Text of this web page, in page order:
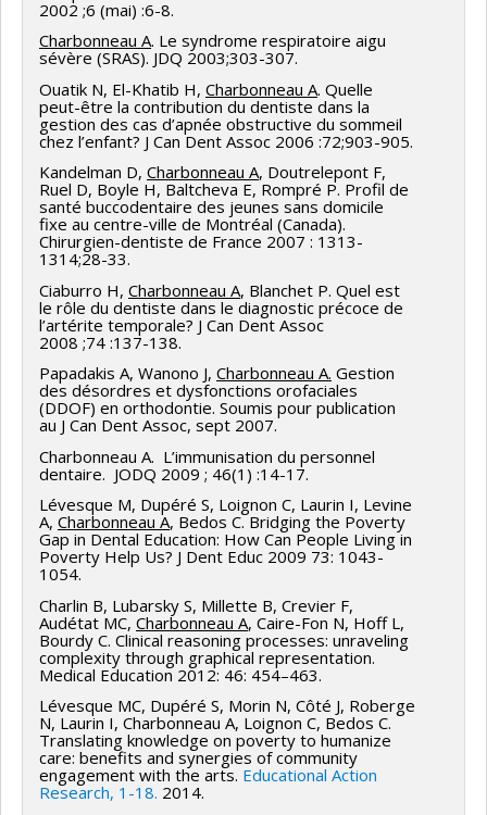
2001 - Membre du Comité de nomination du directeur
du Département de santé buccale.
2001 - Membre du Comité de sélection d’un
professeur en endodontie pour la Faculté de
médecine dentaire.
2002-03 - Direction et gestion de l’implantation d’un
nouveau mode d’évaluation clinique à la Faculté de
médecine dentaire (Évalution 1.0) :
Création de l’outil d’évaluation
Direction dans le choix du logiciel Teleformpour
la lecture des fiches (papier) et du matériel
informatique
Conception des fiches d’évaluation
aux chargés de clinique
Rédaction d’un guide destiné aux étudiants
Conception d’une présentation destinée aux
professeurs et aux chargés de clinique
Conception d’une présentation et d’un guide
destinés aux étudiants
Formation de l’ensemble des professeurs et
Formation de l’ensemble des étudiants
Actualisation de l’évaluation et mise à jour du
système
Titre : Challenge posed to public
health dentistry by experiences of people living
with HIV/AIDS when seeking dental care.
Date : 15 octobre 1996
Évènement : Conférence-midi, Faculté de
médecine dentaire, Université de Montréal.
(Montréal)
Titre : Accessibilité des soins
dentaires par les personnes vivant avec le
VIH/SIDA.
Date : 1 novembre 1996
Évènement : 75thGeneral Session and
Exhibition of the International Association of
Dental Research. (Orlando, É.U.).
Titre : What do people living with
HIV/AIDS want when they seek dental care?
Date : Mars 1997
Évènement : 2 eJournée scientifique
annuelle:Réseau de recherche en santé
buccodentaire du FRSQ. (Montréal)
Titre : Que veulent les personnes
vivant avec le VIH/SIDA quand elles consultent
un dentiste.
Date : 16 mai 1997
dentaire, CEGEP Maisonneuve, Montréal.
05-2007- Membre du Comité de transfert des
connaissances du Centre d'excellence pour la santé
buccodentaire et le vieillissement.
07-2007- Membre du Comité de transfert des
connaissances du Réseau de recherche en santé
buccodentaire du FRSQ.
07-2007- Représentante de l’Ordre des
dentistes du Québec au Comité scientifique de
l'Association du Québec pour l'intégration sociale
(AQIS).
03-2008- Membre du Academic Affairs Comitee.
Association des facultés dentaires canadiennes.
04 2008-10 Membre du Dental Admissions
Working Group. Canadian Dental Association.
06-2011- Membre du Groupe de travail sur les
compétences d’un nouveau diplômé en médecine
dentaire au Canada du Academic Affairs Comitee.
Association des facultés dentaires canadiennes.
06-2011-2015 Présidente du Academic Affairs
Comitee. Association des facultés dentaires
canadiennes.
06-2011-2015 Membre du Board. Association des
facultés dentaires canadiennes.
06-2015 Représentante de l’Association des
2002 ;6 (mai) :6-8.
Charbonneau A. Le syndrome respiratoire aigu
sévère (SRAS). JDQ 2003;303-307.
Ouatik N, El-Khatib H, Charbonneau A. Quelle
peut-être la contribution du dentiste dans la
gestion des cas d’apnée obstructive du sommeil
chez l’enfant? J Can Dent Assoc 2006 :72;903-905.
Kandelman D, Charbonneau A, Doutrelepont F,
Ruel D, Boyle H, Baltcheva E, Rompré P. Profil de
santé buccodentaire des jeunes sans domicile
fixe au centre-ville de Montréal (Canada).
Chirurgien-dentiste de France 2007 : 1313-
1314;28-33.
Ciaburro H, Charbonneau A, Blanchet P. Quel est
le rôle du dentiste dans le diagnostic précoce de
l’artérite temporale? J Can Dent Assoc
2008 ;74 :137-138.
Papadakis A, Wanono J, Charbonneau A. Gestion
des désordres et dysfonctions orofaciales
(DDOF) en orthodontie. Soumis pour publication
au J Can Dent Assoc, sept 2007.
Charbonneau A. L’immunisation du personnel
dentaire. JODQ 2009 ; 46(1) :14-17.
Lévesque M, Dupéré S, Loignon C, Laurin I, Levine
A, Charbonneau A, Bedos C. Bridging the Poverty
Gap in Dental Education: How Can People Living in
Poverty Help Us? J Dent Educ 2009 73: 1043-
1054.
Charlin B, Lubarsky S, Millette B, Crevier F,
Audétat MC, Charbonneau A, Caire-Fon N, Hoff L,
Bourdy C. Clinical reasoning processes: unraveling
complexity through graphical representation.
Medical Education 2012: 46: 454–463.
Lévesque MC, Dupéré S, Morin N, Côté J, Roberge
N, Laurin I, Charbonneau A, Loignon C, Bedos C.
Translating knowledge on poverty to humanize
care: benefits and synergies of community
engagement with the arts. Educational Action
Research, 1-18. 2014.